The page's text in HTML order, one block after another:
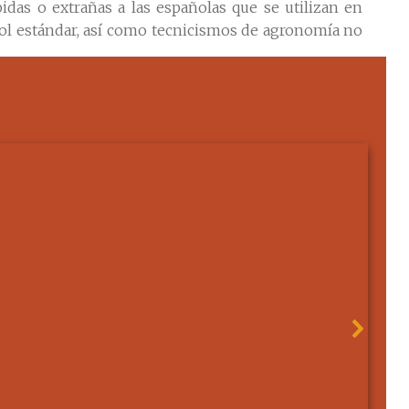
o extrañas a las españolas que se utilizan en
estándar, así como tecnicismos de agronomía no